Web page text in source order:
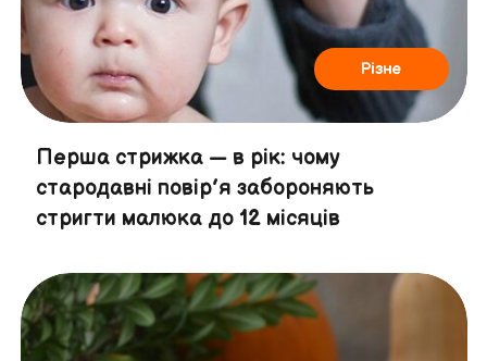
Різне
Перша стрижка — в рік: чому
стародавні повір’я забороняють
стригти малюка до 12 місяців